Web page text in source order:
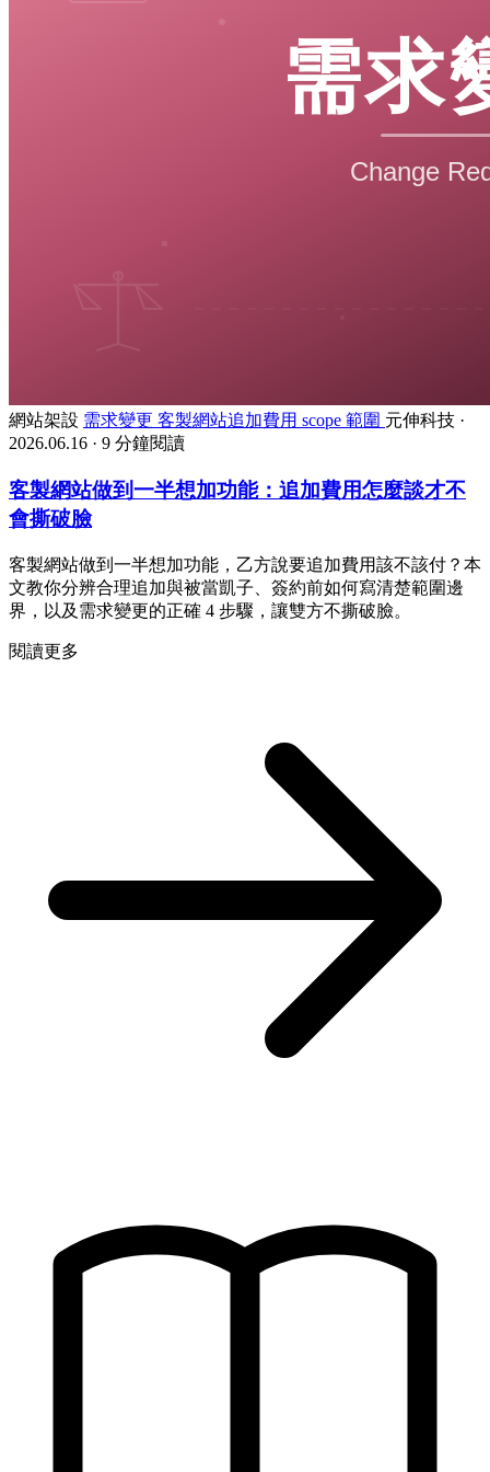
網站架設 需求變更 客製網站追加費用 scope 範圍 元伸科技 ·
2026.06.16 · 9 分鐘閱讀
客製網站做到一半想加功能：追加費用怎麼談才不
會撕破臉
客製網站做到一半想加功能，乙方說要追加費用該不該付？本
文教你分辨合理追加與被當凱子、簽約前如何寫清楚範圍邊
界，以及需求變更的正確 4 步驟，讓雙方不撕破臉。
閱讀更多